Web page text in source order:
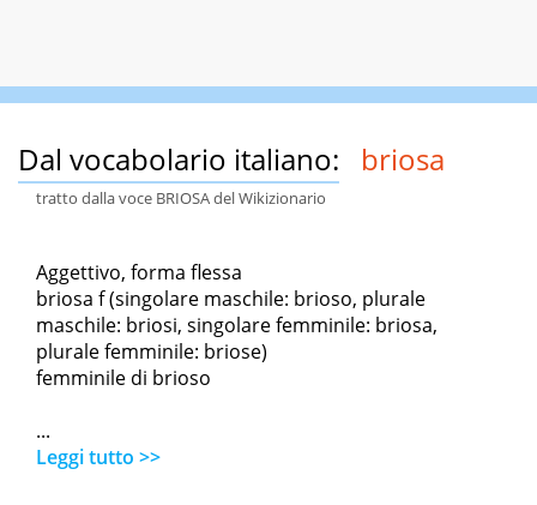
Dal vocabolario italiano: briosa
tratto dalla voce BRIOSA del Wikizionario
Aggettivo, forma flessa
briosa f (singolare maschile: brioso, plurale
maschile: briosi, singolare femminile: briosa,
plurale femminile: briose)
femminile di brioso
...
Leggi tutto >>